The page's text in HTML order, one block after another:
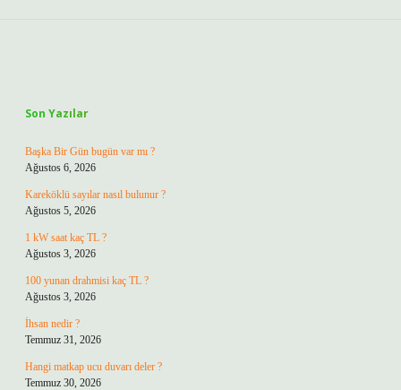
Son Yazılar
Başka Bir Gün bugün var mı ?
Ağustos 6, 2026
Kareköklü sayılar nasıl bulunur ?
Ağustos 5, 2026
1 kW saat kaç TL ?
Ağustos 3, 2026
100 yunan drahmisi kaç TL ?
Ağustos 3, 2026
İhsan nedir ?
Temmuz 31, 2026
Hangi matkap ucu duvarı deler ?
Temmuz 30, 2026